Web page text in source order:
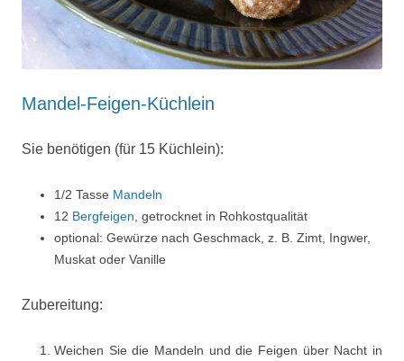
Mandel-Feigen-Küchlein
Sie benötigen (für 15 Küchlein):
1/2 Tasse Mandeln
12 Bergfeigen , getrocknet in Rohkostqualität
optional: Gewürze nach Geschmack, z. B. Zimt, Ingwer,
Muskat oder Vanille
Zubereitung:
Weichen Sie die Mandeln und die Feigen über Nacht in